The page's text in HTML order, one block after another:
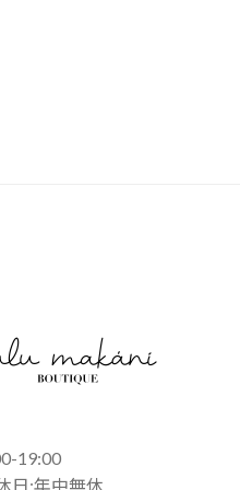
19:00
日:年中無休